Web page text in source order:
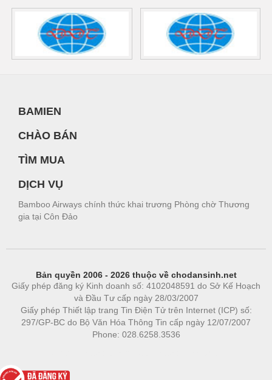
BAMIEN
CHÀO BÁN
TÌM MUA
DỊCH VỤ
Bamboo Airways chính thức khai trương Phòng chờ Thương
gia tại Côn Đảo
Bản quyền 2006 - 2026 thuộc về chodansinh.net
Giấy phép đăng ký Kinh doanh số: 4102048591 do Sở Kế Hoạch
và Đầu Tư cấp ngày 28/03/2007
Giấy phép Thiết lập trang Tin Điện Tử trên Internet (ICP) số:
297/GP-BC do Bộ Văn Hóa Thông Tin cấp ngày 12/07/2007
Phone: 028.6258.3536